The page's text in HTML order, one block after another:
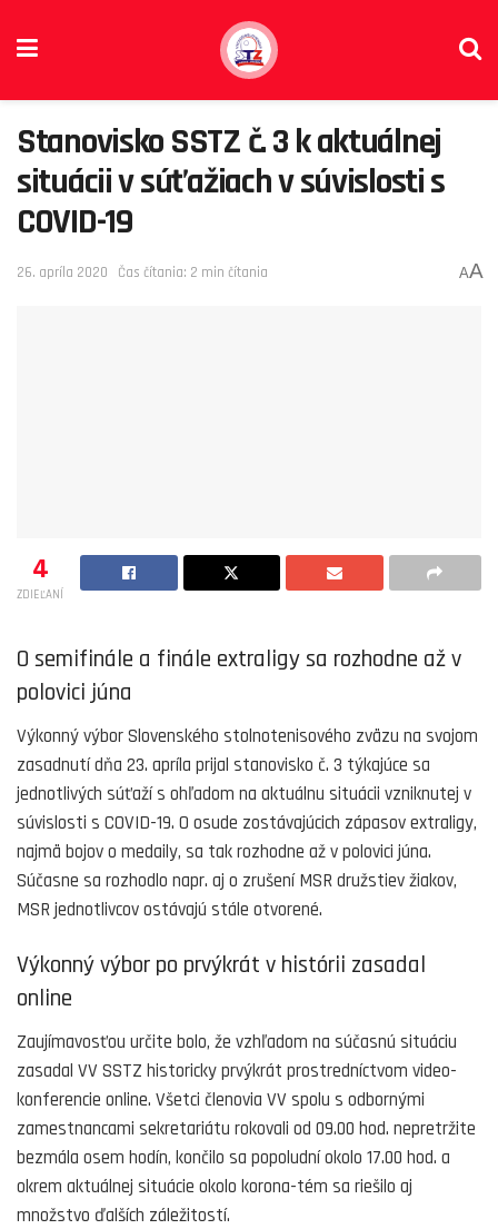
Stanovisko SSTZ č. 3 k aktuálnej
situácii v súťažiach v súvislosti s
COVID-19
26. apríla 2020 Čas čítania: 2 min čítania AA
4
ZDIEĽANÍ
O semifinále a finále extraligy sa rozhodne až v
polovici júna
Výkonný výbor Slovenského stolnotenisového zväzu na svojom
zasadnutí dňa 23. apríla prijal stanovisko č. 3 týkajúce sa
jednotlivých súťaží s ohľadom na aktuálnu situácii vzniknutej v
súvislosti s COVID-19. O osude zostávajúcich zápasov extraligy,
najmä bojov o medaily, sa tak rozhodne až v polovici júna.
Súčasne sa rozhodlo napr. aj o zrušení MSR družstiev žiakov,
MSR jednotlivcov ostávajú stále otvorené.
Výkonný výbor po prvýkrát v histórii zasadal
online
Zaujímavosťou určite bolo, že vzhľadom na súčasnú situáciu
zasadal VV SSTZ historicky prvýkrát prostredníctvom video-
konferencie online. Všetci členovia VV spolu s odbornými
zamestnancami sekretariátu rokovali od 09.00 hod. nepretržite
bezmála osem hodín, končilo sa popoludní okolo 17.00 hod. a
okrem aktuálnej situácie okolo korona-tém sa riešilo aj
množstvo ďalších záležitostí.